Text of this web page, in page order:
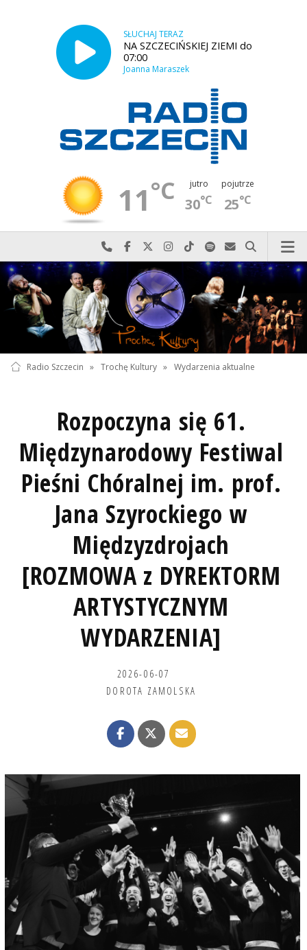
SŁUCHAJ TERAZ
NA SZCZECIŃSKIEJ ZIEMI do
07:00
Joanna Maraszek
11°C jutro
30°C
pojutrze
25°C
Najlepiej po prostu do nas zadzwoń
Odwiedź nas na Facebook-u
Odwiedź nas na X
Odwiedź nas na Instagram-ie
Odwiedź nas na TikTok-u
Szukaj nas na Spotify
Wyślij do nas
Szukaj
Radio Szczecin » Trochę Kultury » Wydarzenia aktualne
Rozpoczyna się 61.
Międzynarodowy Festiwal
Pieśni Chóralnej im. prof.
Jana Szyrockiego w
Międzyzdrojach
[ROZMOWA z DYREKTORM
ARTYSTYCZNYM
WYDARZENIA]
2026-06-07
DOROTA ZAMOLSKA